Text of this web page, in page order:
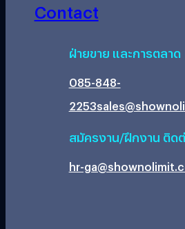
Contact
ฝ่ายขาย และการตลาด
085-848-
2253
สมัครงาน/ฝึกงาน ติด
hr-